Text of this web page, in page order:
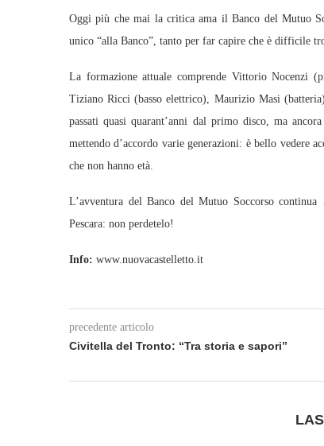
Oggi più che mai la critica ama il Banco del Mutuo
unico “alla Banco”, tanto per far capire che è difficile
La formazione attuale comprende Vittorio Nocenzi
Tiziano Ricci (basso elettrico), Maurizio Masi
passati quasi quarant’anni dal primo disco, ma
mettendo d’accordo varie generazioni: è bello vedere
che non hanno età.
L’avventura del Banco del Mutuo Soccorso
Pescara: non perdetelo!
Info: www.nuovacastelletto.it
precedente articolo
Civitella del Tronto: “Tra storia e sapori”